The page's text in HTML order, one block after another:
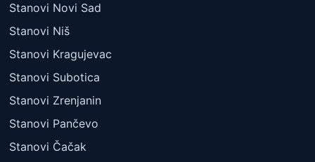
Stanovi Novi Sad
Stanovi Niš
Stanovi Kragujevac
Stanovi Subotica
Stanovi Zrenjanin
Stanovi Pančevo
Stanovi Čačak